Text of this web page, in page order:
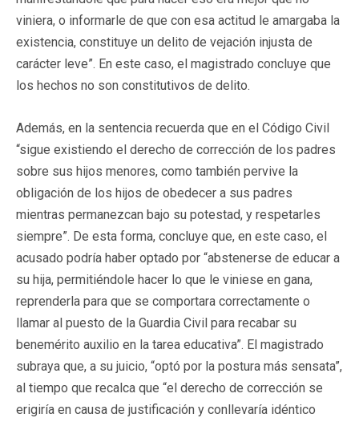
viniera, o informarle de que con esa actitud le amargaba la
existencia, constituye un delito de vejación injusta de
carácter leve”. En este caso, el magistrado concluye que
los hechos no son constitutivos de delito.
Además, en la sentencia recuerda que en el Código Civil
“sigue existiendo el derecho de corrección de los padres
sobre sus hijos menores, como también pervive la
obligación de los hijos de obedecer a sus padres
mientras permanezcan bajo su potestad, y respetarles
siempre”. De esta forma, concluye que, en este caso, el
acusado podría haber optado por “abstenerse de educar a
su hija, permitiéndole hacer lo que le viniese en gana,
reprenderla para que se comportara correctamente o
llamar al puesto de la Guardia Civil para recabar su
benemérito auxilio en la tarea educativa”. El magistrado
subraya que, a su juicio, “optó por la postura más sensata”,
al tiempo que recalca que “el derecho de corrección se
erigiría en causa de justificación y conllevaría idéntico